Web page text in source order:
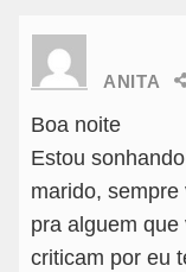
ANITA
Boa noite
Estou
marido,
pra alguem
criticam por eu